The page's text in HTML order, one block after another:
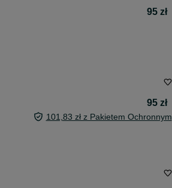
95 zł
95 zł
101,83 zł z Pakietem Ochronnym